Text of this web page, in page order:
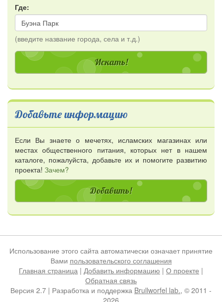
Где:
(введите название города, села и т.д.)
Добавьте информацию
Если Вы знаете о мечетях, исламских магазинах или
местах общественного питания, которых нет в нашем
каталоге, пожалуйста, добавьте их и помогите развитию
проекта! Зачем?
Добавить!
Использование этого сайта автоматически означает принятие
Вами пользовательского соглашения
Главная страница | Добавить информацию | О проекте |
Обратная связь
Версия 2.7 | Разработка и поддержка Brullworfel lab., © 2011 -